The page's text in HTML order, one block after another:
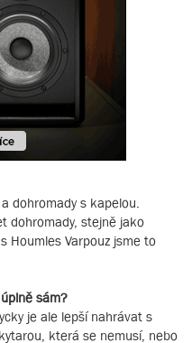
dohromady s kapelou.
dohromady, stejně jako
Houmles Varpouz jsme to
sám?
je ale lepší nahrávat s
která se nemusí, nebo